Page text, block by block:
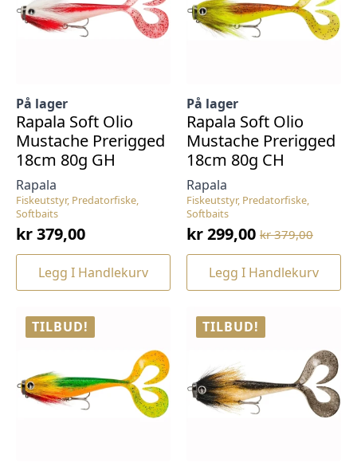
Fiskeutstyr, Predatorfiske,
Softbaits
Rapala
På lager
Rapala Soft Olio
Mustache Prerigged
18cm 80g GH
kr379,00
Legg I Handlekurv
Fiskeutstyr, Predatorfiske,
Softbaits
Rapala
På lager
Rapala Soft Olio
Mustache Prerigged
18cm 80g CH
kr379,00
Opprinnelig
pris
var:
kr299,00
Nåværende
pris
Legg I Handlekurv
TILBUD! TILBUD!